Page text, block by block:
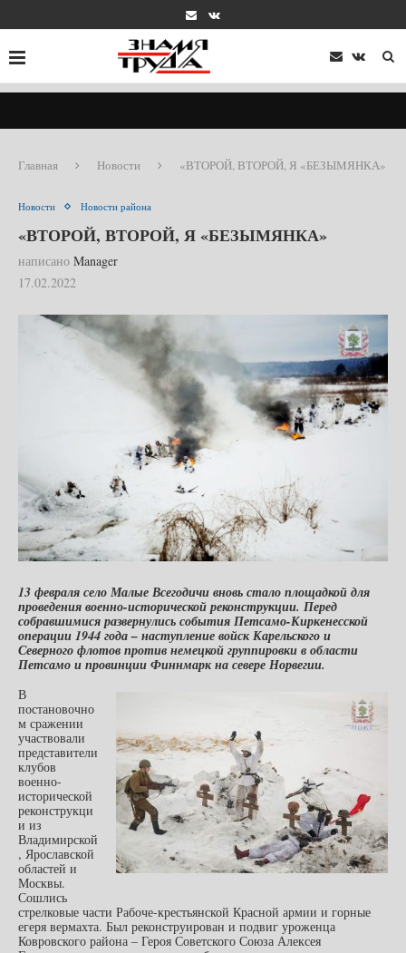
Главная Новости «ВТОРОЙ, ВТОРОЙ, Я «БЕЗЫМЯНКА»
Новости Новости района
«ВТОРОЙ, ВТОРОЙ, Я «БЕЗЫМЯНКА»
написано Manager
17.02.2022
13 февраля село Малые Всегодичи вновь стало площадкой для
проведения военно-исторической реконструкции. Перед
собравшимися развернулись события Петсамо-Киркенесской
операции 1944 года – наступление войск Карельского и
Северного флотов против немецкой группировки в области
Петсамо и провинции Финнмарк на севере Норвегии.
В
постановочно
м сражении
участвовали
представители
клубов
военно-
исторической
реконструкци
и из
Владимирской
, Ярославской
областей и
Москвы.
Сошлись
стрелковые части Рабоче-крестьянской Красной армии и горные
егеря вермахта. Был реконструирован и подвиг уроженца
Ковровского района – Героя Советского Союза Алексея